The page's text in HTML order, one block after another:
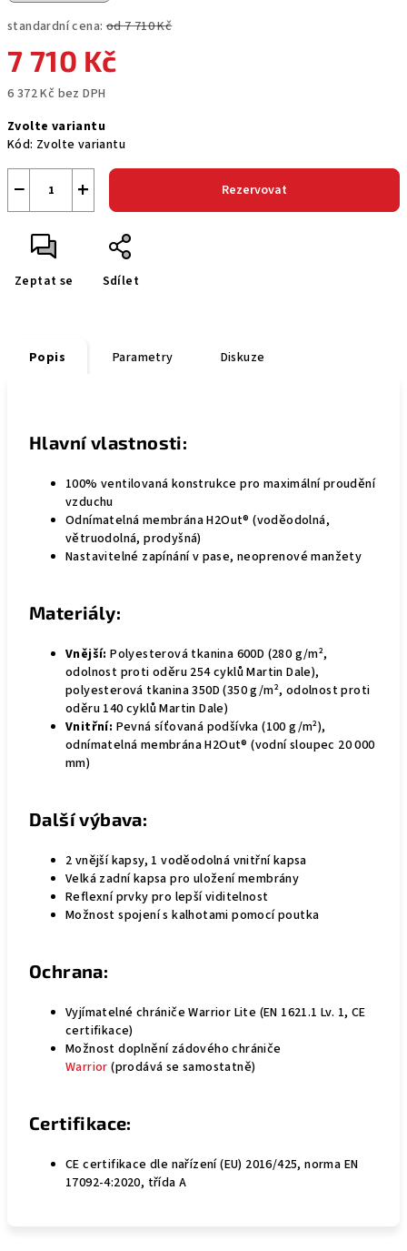
standardní cena: od 7 710 Kč
7 710 Kč
6 372 Kč bez DPH
cena:
Zvolte variantu
Kód: Zvolte variantu
+
− Rezervovat
Zeptat se Sdílet
Popis Parametry Diskuze
Hlavní vlastnosti:
100% ventilovaná konstrukce pro maximální proudění
vzduchu
Odnímatelná membrána H2Out® (voděodolná,
větruodolná, prodyšná)
Nastavitelné zapínání v pase, neoprenové manžety
Materiály:
Vnější: Polyesterová tkanina 600D (280 g/m²,
odolnost proti oděru 254 cyklů Martin Dale),
polyesterová tkanina 350D (350 g/m², odolnost proti
oděru 140 cyklů Martin Dale)
Vnitřní: Pevná síťovaná podšívka (100 g/m²),
odnímatelná membrána H2Out® (vodní sloupec 20 000
mm)
Další výbava:
2 vnější kapsy, 1 voděodolná vnitřní kapsa
Velká zadní kapsa pro uložení membrány
Reflexní prvky pro lepší viditelnost
Možnost spojení s kalhotami pomocí poutka
Ochrana:
Vyjímatelné chrániče Warrior Lite (EN 1621.1 Lv. 1, CE
certifikace)
Možnost doplnění zádového chrániče
Warrior (prodává se samostatně)
Certifikace:
CE certifikace dle nařízení (EU) 2016/425, norma EN
17092-4:2020, třída A